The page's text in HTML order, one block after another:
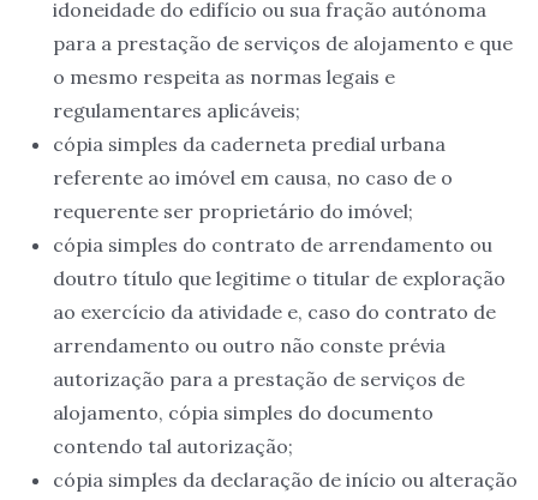
idoneidade do edifício ou sua fração autónoma
para a prestação de serviços de alojamento e que
o mesmo respeita as normas legais e
regulamentares aplicáveis;
cópia simples da caderneta predial urbana
referente ao imóvel em causa, no caso de o
requerente ser proprietário do imóvel;
cópia simples do contrato de arrendamento ou
doutro título que legitime o titular de exploração
ao exercício da atividade e, caso do contrato de
arrendamento ou outro não conste prévia
autorização para a prestação de serviços de
alojamento, cópia simples do documento
contendo tal autorização;
cópia simples da declaração de início ou alteração